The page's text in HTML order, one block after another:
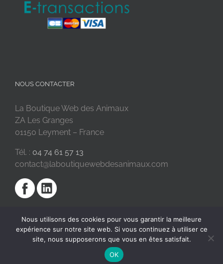
NOUS CONTACTER
La Boutique Web des Animaux
ZA Les Granges
01150 Leyment – France
Tél. : 04 74 61 57 13
contact@laboutiquewebdesanimaux.com
2018 © La Boutique Web des Animaux | Réalisé par
Nous utilisons des cookies pour vous garantir la meilleure
expérience sur notre site web. Si vous continuez à utiliser ce
site, nous supposerons que vous en êtes satisfait.
OK